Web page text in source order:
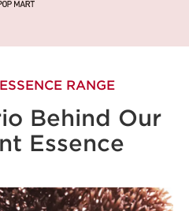
RANGE
Behind Our
Essence